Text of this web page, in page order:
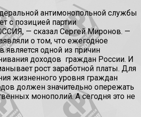
антимонопольной службы
с позицией партии
— сказал Сергей Миронов. —
о том, что ежегодное
одной из причин
доходов граждан России. И
рост заработной платы. Для
жизненного уровня граждан
должен значительно опережать
монополий. А сегодня это не